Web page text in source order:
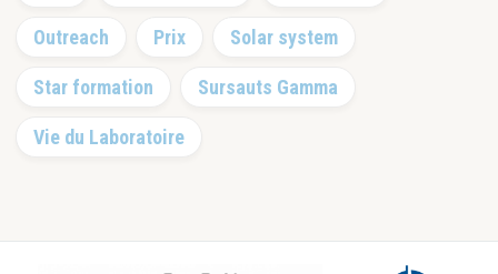
Outreach Prix Solar system
Star formation Sursauts Gamma
Vie du Laboratoire